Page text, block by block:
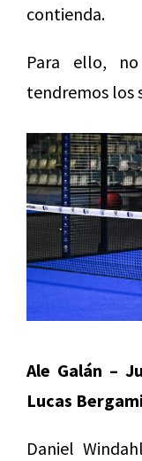
contienda.
Para ello,
tendremos los
Ale Galán –
Lucas
Daniel